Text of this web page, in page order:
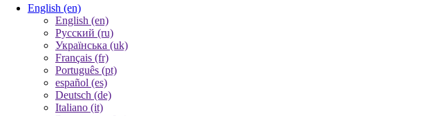
English (en)
English (en)
Русский (ru)
Українська (uk)
Français (fr)
Português (pt)
español (es)
Deutsch (de)
Italiano (it)